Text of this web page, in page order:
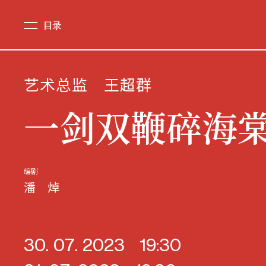
艺术总监 王超群
一剑双鞭碎海
编剧
潘 焯
30. 07. 2023
19:30
目录